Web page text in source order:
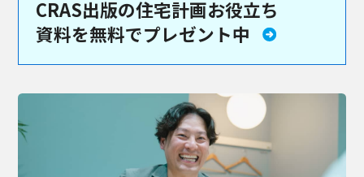
CRAS出版の住宅計画お役立ち
資料を無料でプレゼント中